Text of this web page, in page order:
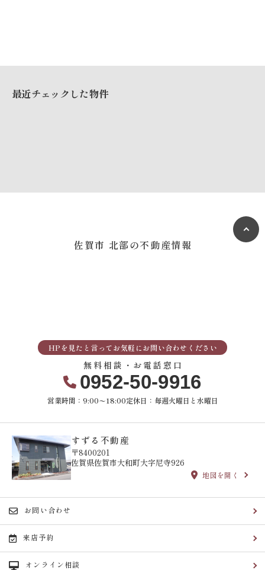
最近チェックした物件
佐賀市 北部の不動産情報
HPを見たと言ってお気軽にお問い合わせください
無料相談・お電話窓口
0952-50-9916
営業時間：9:00〜18:00定休日：毎週火曜日と水曜日
すずる不動産
〒8400201
佐賀県佐賀市大和町大字尼寺926
地図を開く
お問い合わせ
来店予約
オンライン相談